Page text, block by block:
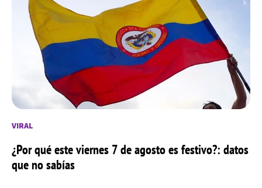
VIRAL
¿Por qué este viernes 7 de agosto es festivo?: datos
que no sabías